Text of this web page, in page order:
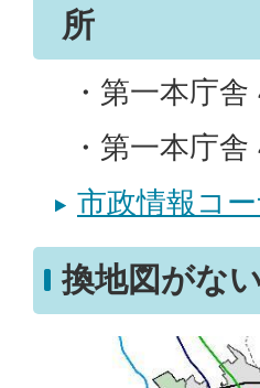
所
・第一本庁舎
・第一本庁舎
市政情報コ
換地図がな